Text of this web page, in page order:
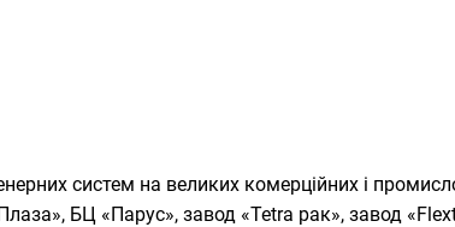
систем на великих комерційних і
БЦ «Парус», завод «Теtrа pак», завод